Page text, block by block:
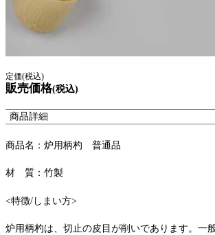
定価(税込)
販売価格(税込)
商品詳細
商品名：炉用柄杓 普通品
材 質：竹製
<特徴/しまい方>
炉用柄杓は、切止の皮目が削いであります。一